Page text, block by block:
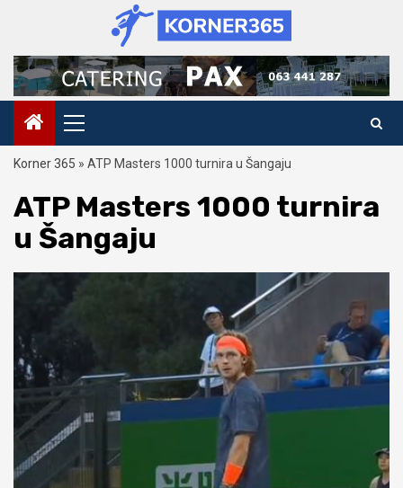
content
Primary
Menu
Korner 365 » ATP Masters 1000 turnira u Šangaju
ATP Masters 1000 turnira
u Šangaju